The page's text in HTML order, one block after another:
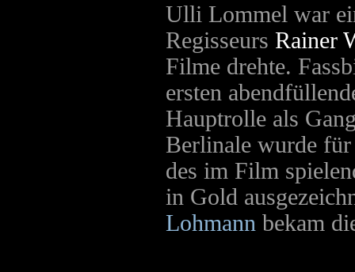
Ulli Lommel war
Regisseurs Rainer
Filme drehte.
ersten
Hauptrolle als
Berlinale wurde für
des im Film
in Gold
Lohmann bekam